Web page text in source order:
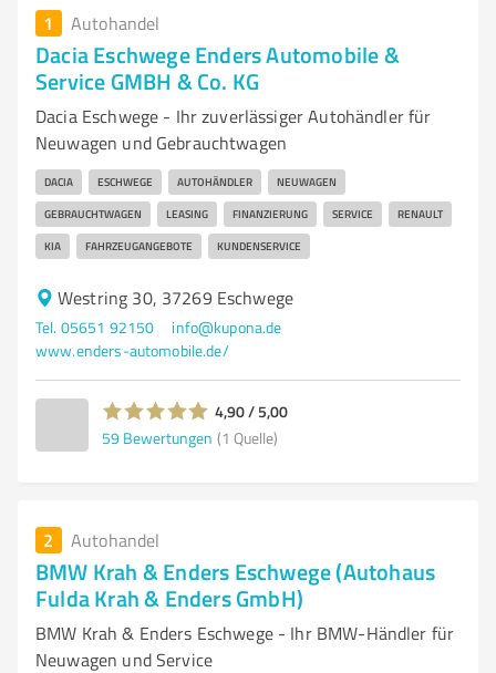
1 Autohandel
Dacia Eschwege Enders Automobile &
Service GMBH & Co. KG
Dacia Eschwege - Ihr zuverlässiger Autohändler für
Neuwagen und Gebrauchtwagen
DACIA ESCHWEGE AUTOHÄNDLER NEUWAGEN
GEBRAUCHTWAGEN LEASING FINANZIERUNG SERVICE RENAULT
KIA FAHRZEUGANGEBOTE KUNDENSERVICE
Westring 30, 37269 Eschwege
Tel. 05651 92150
info@kupona.de
www.enders-automobile.de/
4,90 / 5,00
59 Bewertungen (1 Quelle)
2 Autohandel
BMW Krah & Enders Eschwege (Autohaus
Fulda Krah & Enders GmbH)
BMW Krah & Enders Eschwege - Ihr BMW-Händler für
Neuwagen und Service